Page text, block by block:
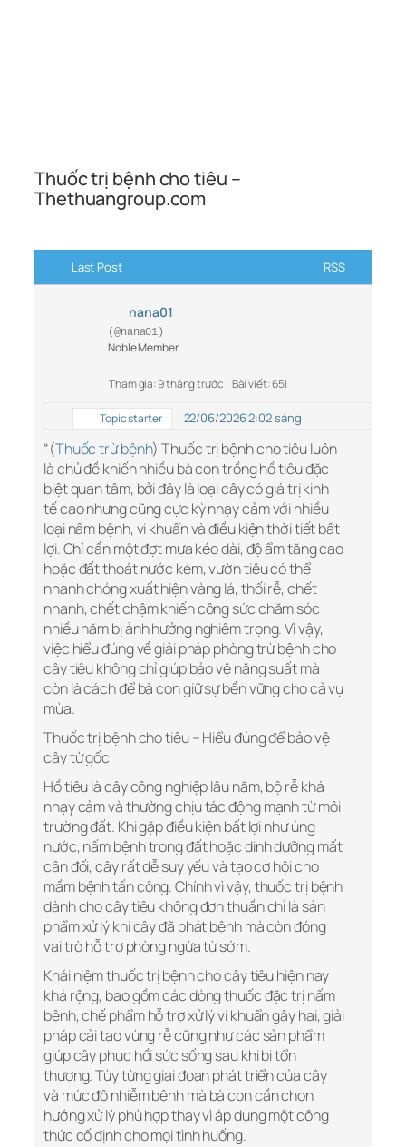
Thuốc trị bệnh cho tiêu –
Thethuangroup.com
Last Post RSS
nana01
(@nana01)
Noble Member
Tham gia: 9 tháng trước Bài viết: 651
Topic starter 22/06/2026 2:02 sáng
“(Thuốc trừ bệnh) Thuốc trị bệnh cho tiêu luôn
là chủ đề khiến nhiều bà con trồng hồ tiêu đặc
biệt quan tâm, bởi đây là loại cây có giá trị kinh
tế cao nhưng cũng cực kỳ nhạy cảm với nhiều
loại nấm bệnh, vi khuẩn và điều kiện thời tiết bất
lợi. Chỉ cần một đợt mưa kéo dài, độ ẩm tăng cao
hoặc đất thoát nước kém, vườn tiêu có thể
nhanh chóng xuất hiện vàng lá, thối rễ, chết
nhanh, chết chậm khiến công sức chăm sóc
nhiều năm bị ảnh hưởng nghiêm trọng. Vì vậy,
việc hiểu đúng về giải pháp phòng trừ bệnh cho
cây tiêu không chỉ giúp bảo vệ năng suất mà
còn là cách để bà con giữ sự bền vững cho cả vụ
mùa.
Thuốc trị bệnh cho tiêu – Hiểu đúng để bảo vệ
cây từ gốc
Hồ tiêu là cây công nghiệp lâu năm, bộ rễ khá
nhạy cảm và thường chịu tác động mạnh từ môi
trường đất. Khi gặp điều kiện bất lợi như úng
nước, nấm bệnh trong đất hoặc dinh dưỡng mất
cân đối, cây rất dễ suy yếu và tạo cơ hội cho
mầm bệnh tấn công. Chính vì vậy, thuốc trị bệnh
dành cho cây tiêu không đơn thuần chỉ là sản
phẩm xử lý khi cây đã phát bệnh mà còn đóng
vai trò hỗ trợ phòng ngừa từ sớm.
Khái niệm thuốc trị bệnh cho cây tiêu hiện nay
khá rộng, bao gồm các dòng thuốc đặc trị nấm
bệnh, chế phẩm hỗ trợ xử lý vi khuẩn gây hại, giải
pháp cải tạo vùng rễ cũng như các sản phẩm
giúp cây phục hồi sức sống sau khi bị tổn
thương. Tùy từng giai đoạn phát triển của cây
và mức độ nhiễm bệnh mà bà con cần chọn
hướng xử lý phù hợp thay vì áp dụng một công
thức cố định cho mọi tình huống.